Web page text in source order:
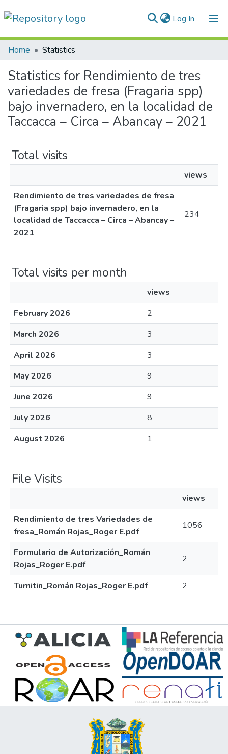
Log In (current)
Communities & Collections
All of DSpace
Normativas
Home Statistics
Statistics for Rendimiento de tres
variedades de fresa (Fragaria spp)
bajo invernadero, en la localidad de
Taccacca – Circa – Abancay – 2021
Total visits
views
Rendimiento de tres variedades de fresa
(Fragaria spp) bajo invernadero, en la
localidad de Taccacca – Circa – Abancay –
2021
234
Total visits per month
views
February 2026
2
March 2026
3
April 2026
3
May 2026
9
June 2026
9
July 2026
8
August 2026
1
File Visits
views
Rendimiento de tres Variedades de
fresa_Román Rojas_Roger E.pdf
1056
Formulario de Autorización_Román
Rojas_Roger E.pdf
2
Turnitin_Román Rojas_Roger E.pdf 2